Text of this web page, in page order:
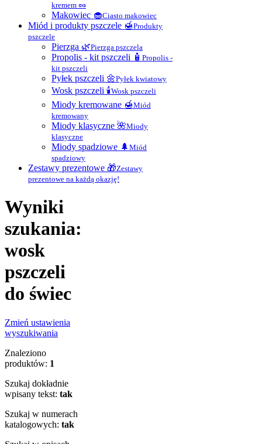
kremem 🥜
Makowiec 🧁Ciasto makowiec
Miód i produkty pszczele 🍯Produkty
pszczele
Pierzga 🌿Pierzga pszczela
Propolis - kit pszczeli 🧴 Propolis -
kit pszczeli
Pyłek pszczeli 🌼Pyłek kwiatowy
Wosk pszczeli 🕯Wosk pszczeli
Miody kremowane 🍯Miód
kremowany
Miody klasyczne 🌺Miody
klasyczne
Miody spadziowe 🌲 Miód
spadziowy
Zestawy prezentowe 🎁Zestawy
prezentowe na każdą okazję!
Wyniki
szukania:
wosk
pszczeli
do świec
Zmień ustawienia
wyszukiwania
Znaleziono
produktów: 1
Szukaj dokładnie
wpisany tekst: tak
Szukaj w numerach
katalogowych: tak